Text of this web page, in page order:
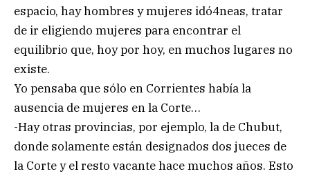
espacio, hay hombres y mujeres idó4neas, tratar
de ir eligiendo mujeres para encontrar el
equilibrio que, hoy por hoy, en muchos lugares no
existe.
Yo pensaba que sólo en Corrientes había la
ausencia de mujeres en la Corte…
-Hay otras provincias, por ejemplo, la de Chubut,
donde solamente están designados dos jueces de
la Corte y el resto vacante hace muchos años. Esto